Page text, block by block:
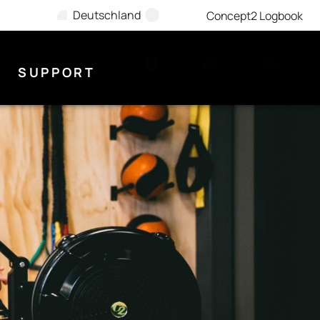
Deutschland Concept2 Logbook
SUPPORT